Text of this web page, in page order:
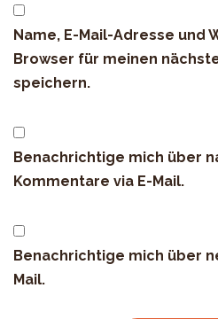
Name, E-Mail-Adresse und
Browser für meinen
speichern.
Benachrichtige mich über
Kommentare via E-Mail.
Benachrichtige mich über
Mail.